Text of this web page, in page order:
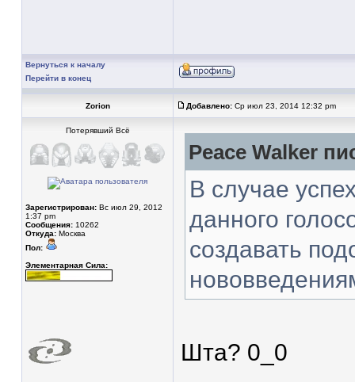
Вернуться к началу
Перейти в конец
Zorion Добавлено: Ср июл 23, 2014 12:32 pm
Потерявший Всё
Зарегистрирован: Вс июл 29, 2012
1:37 pm
Сообщения: 10262
Откуда: Москва
Пол:
Элементарная Сила:
Peace Walker
В случае
данного
создавать
Шта? 0_0